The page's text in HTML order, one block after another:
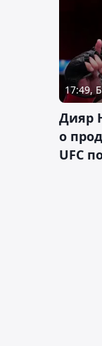
17:49,
Дияр
о
UFC